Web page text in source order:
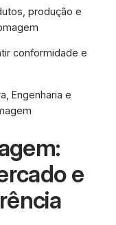
produção e
conformidade e
Engenharia e
e